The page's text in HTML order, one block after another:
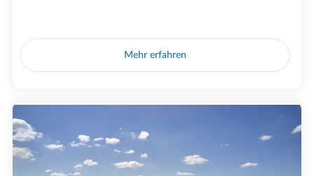
Mehr erfahren